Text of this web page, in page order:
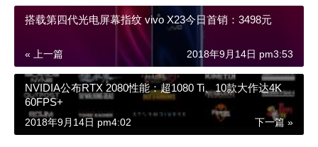
搭载第四代光电屏幕指纹 vivo X23今日首销：3498元
« 上一篇 2018年9月14日 pm3:53
NVIDIA公布RTX 2080性能：超1080 Ti、10款大作达4K
60FPS+
下一篇 »
2018年9月14日 pm4:02